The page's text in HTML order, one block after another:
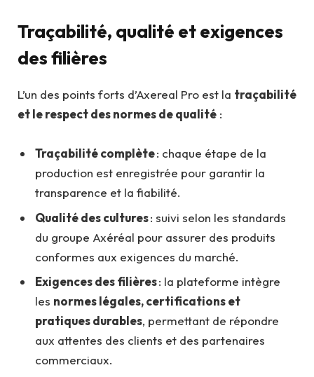
Traçabilité, qualité et exigences
des filières
L’un des points forts d’Axereal Pro est la traçabilité
et le respect des normes de qualité :
Traçabilité complète: chaque étape de la
production est enregistrée pour garantir la
transparence et la fiabilité.
Qualité des cultures: suivi selon les standards
du groupe Axéréal pour assurer des produits
conformes aux exigences du marché.
Exigences des filières: la plateforme intègre
les normes légales, certifications et
pratiques durables, permettant de répondre
aux attentes des clients et des partenaires
commerciaux.